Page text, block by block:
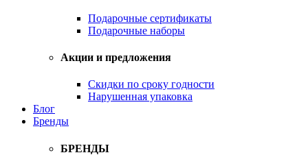
Подарочные сертификаты
Подарочные наборы
Акции и предложения
Скидки по сроку годности
Нарушенная упаковка
Блог
Бренды
БРЕНДЫ